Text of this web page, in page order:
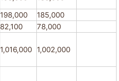
198,000
185,000
82,100
78,000
1,016,000 1,002,000